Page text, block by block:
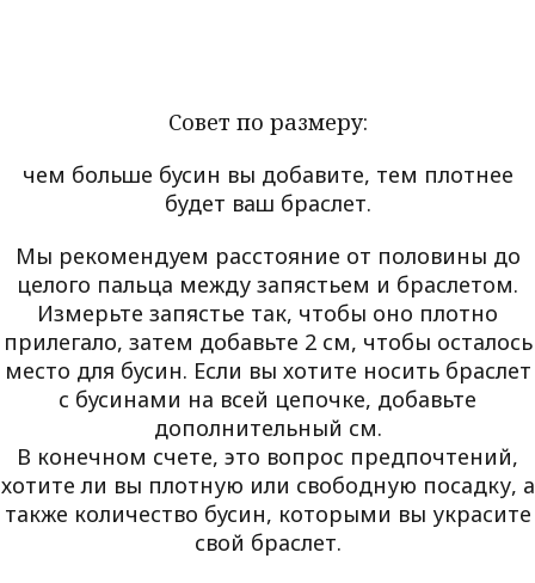
Совет по размеру:
чем больше бусин вы добавите, тем плотнее
будет ваш браслет.
Мы рекомендуем расстояние от половины до
целого пальца между запястьем и браслетом.
Измерьте запястье так, чтобы оно плотно
прилегало, затем добавьте 2 см, чтобы осталось
место для бусин. Если вы хотите носить браслет
с бусинами на всей цепочке, добавьте
дополнительный см.
В конечном счете, это вопрос предпочтений,
хотите ли вы плотную или свободную посадку, а
также количество бусин, которыми вы украсите
свой браслет.